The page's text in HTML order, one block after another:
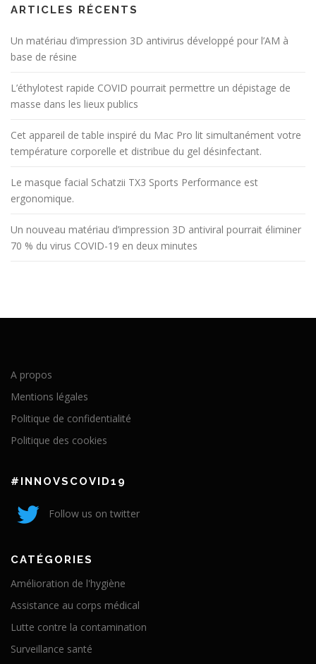
ARTICLES RÉCENTS
Un matériau d’impression 3D antivirus développé pour l’AM à
base de résine
L’éthylotest rapide COVID pourrait permettre un dépistage de
masse dans les lieux publics
Cet appareil de table inspiré du Mac Pro lit simultanément votre
température corporelle et distribue du gel désinfectant.
Le masque facial Schatzii TX3 Sports Performance est
ergonomique.
Un nouveau matériau d’impression 3D antiviral pourrait éliminer
70 % du virus COVID-19 en deux minutes
A propos
Mentions légales
Politique de confidentialité
Politique des cookies
#INNOVSCOVID19
Follow us on twitter
CATÉGORIES
Amélioration de l'hygiène
Assistance au corps médical
Lutte contre la contamination
Surveillance santé